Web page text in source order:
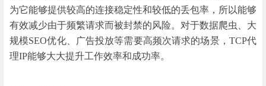
为它能够提供较高的连接稳定性和较低的丢包率，所以能够
有效减少由于频繁请求而被封禁的风险。对于数据爬虫、大
规模SEO优化、广告投放等需要高频次请求的场景，TCP代
理IP能够大大提升工作效率和成功率。